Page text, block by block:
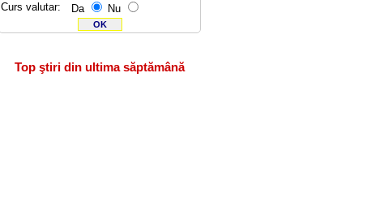
Curs valutar:
Da Nu
Top ştiri din ultima săptămână